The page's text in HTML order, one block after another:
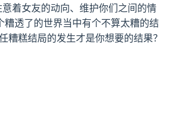
着女友的动向、维护你们之间的情
糟透了的世界当中有个不算太糟的结
糕结局的发生才是你想要的结果？